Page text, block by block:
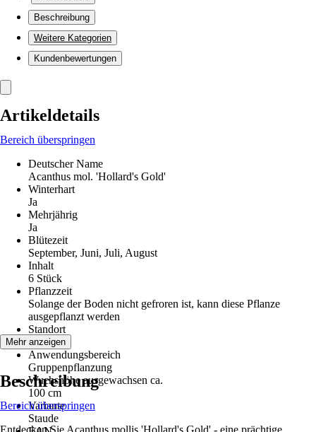
Beschreibung
Weitere Kategorien
Kundenbewertungen
Artikeldetails
Bereich überspringen
Deutscher Name
Acanthus mol. 'Hollard's Gold'
Winterhart
Ja
Mehrjährig
Ja
Blütezeit
September, Juni, Juli, August
Inhalt
6 Stück
Pflanzzeit
Solange der Boden nicht gefroren ist, kann diese Pflanze
ausgepflanzt werden
Standort
Sonne
Anwendungsbereich
Gruppenpflanzung
Wuchshöhe ausgewachsen ca.
100 cm
Variante
Staude
Mehr anzeigen
Beschreibung
Bereich überspringen